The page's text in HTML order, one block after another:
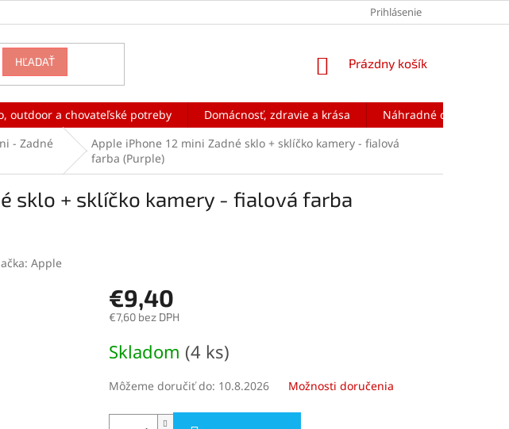
Prihlásenie
HĽADAŤ
NÁKUPNÝ
Prázdny košík
outdoor a chovateľské potreby Domácnosť, zdravie a krása Náhradné diely na
- Zadné
Apple iPhone 12 mini Zadné sklo + sklíčko kamery - fialová
farba (Purple)
sklo + sklíčko kamery - fialová farba
Apple
€9,40
€7,60 bez DPH
cena:
Skladom (4 ks)
Môžeme doručiť do: 10.8.2026 Možnosti doručenia